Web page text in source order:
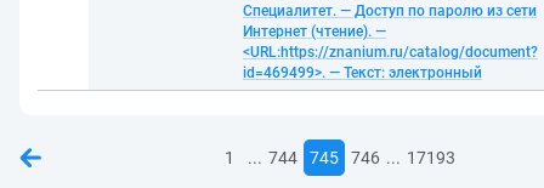
Специалитет. — Доступ по паролю из сети
Интернет (чтение). —
<URL:https://znanium.ru/catalog/document?
id=469499>. — Текст: электронный
1 ... 744 745 746 ... 17193